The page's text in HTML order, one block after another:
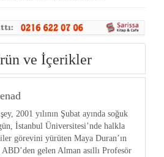
ve İçerikler
2001 yılının Şubat ayında soğuk
İstanbul Üniversitesi’nde halkla
görevini yürüten Maya Duran’ın
gelen Alman asıllı Profesör